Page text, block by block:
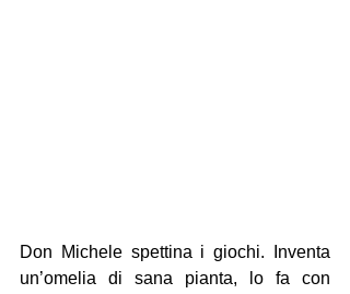
Don Michele spettina i giochi. Inventa
un’omelia di sana pianta, lo fa con